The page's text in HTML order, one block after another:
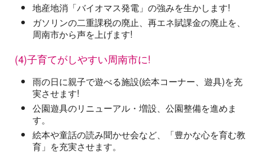
地産地消「バイオマス発電」の強みを生かします!
ガソリンの二重課税の廃止、再エネ賦課金の廃止を、
周南市から声を上げます!
(4)子育てがしやすい周南市に!
雨の日に親子で遊べる施設(絵本コーナー、遊具)を充
実させます!
公園遊具のリニューアル・増設、公園整備を進めま
す。
絵本や童話の読み聞かせ会など、「豊かな心を育む教
育」を充実させます。